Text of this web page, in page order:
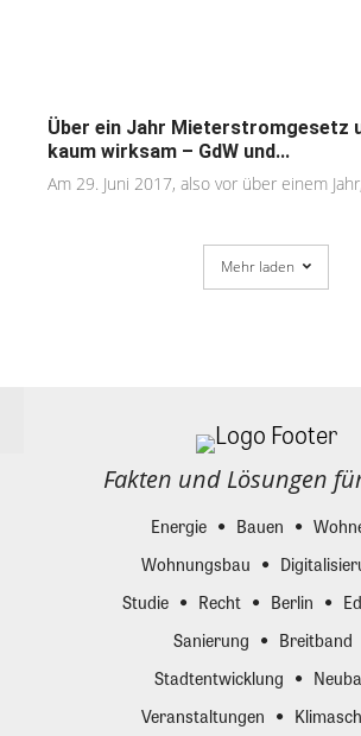
Über ein Jahr Mieterstromgesetz
kaum wirksam – GdW und...
Am 29. Juni 2017, also vor über einem
Mehr laden
Fakten und Lösungen
Energie Bauen
Wohnungsbau
Studie
Recht Berlin
Sanierung
Breitband
Stadtentwicklung
Veranstaltungen